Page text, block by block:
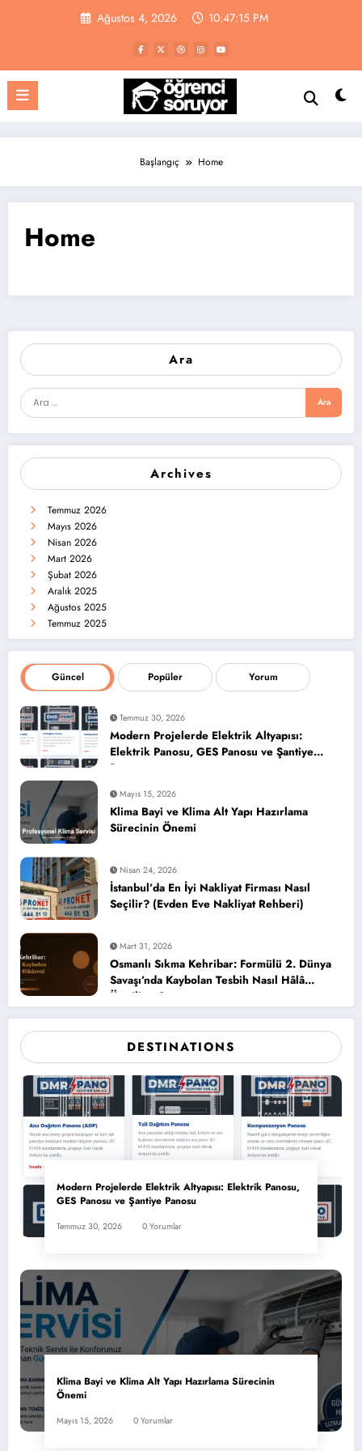
Ağustos 4, 2026 10:47:16 PM
Başlangıç Home
Home
Ara
Archives
Temmuz 2026
Mayıs 2026
Nisan 2026
Mart 2026
Şubat 2026
Aralık 2025
Ağustos 2025
Temmuz 2025
Güncel Popüler Yorum
Temmuz 30, 2026
Modern Projelerde Elektrik Altyapısı:
Elektrik Panosu, GES Panosu ve Şantiye
Panosu
Mayıs 15, 2026
Klima Bayi ve Klima Alt Yapı Hazırlama
Sürecinin Önemi
Nisan 24, 2026
İstanbul’da En İyi Nakliyat Firması Nasıl
Seçilir? (Evden Eve Nakliyat Rehberi)
Mart 31, 2026
Osmanlı Sıkma Kehribar: Formülü 2. Dünya
Savaşı’nda Kaybolan Tesbih Nasıl Hâlâ
Üretiliyor?
DESTINATIONS
Modern Projelerde Elektrik Altyapısı: Elektrik Panosu,
GES Panosu ve Şantiye Panosu
Temmuz 30, 2026 0 Yorumlar
Klima Bayi ve Klima Alt Yapı Hazırlama Sürecinin
Önemi
Mayıs 15, 2026 0 Yorumlar